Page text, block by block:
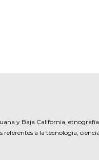
y Baja California,
a la tecnología,